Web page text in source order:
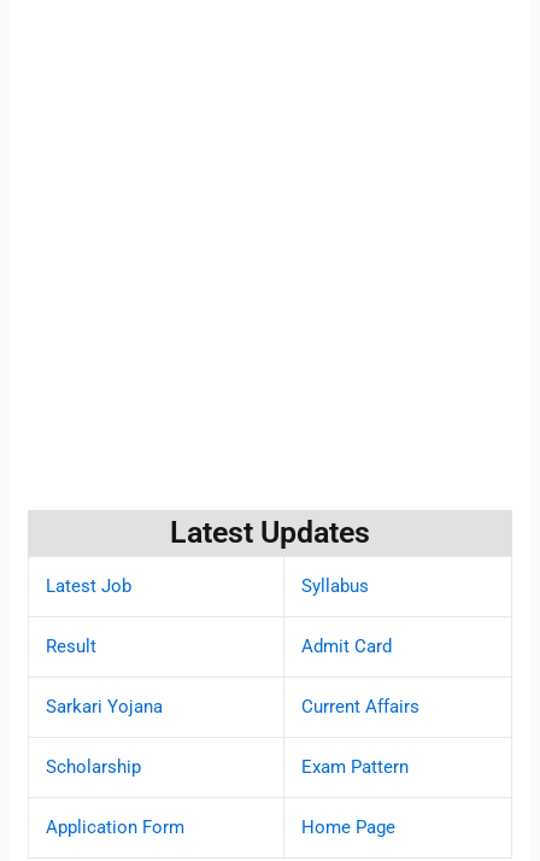
Latest Updates
Latest Job Syllabus
Result Admit Card
Sarkari Yojana Current Affairs
Scholarship Exam Pattern
Application Form Home Page